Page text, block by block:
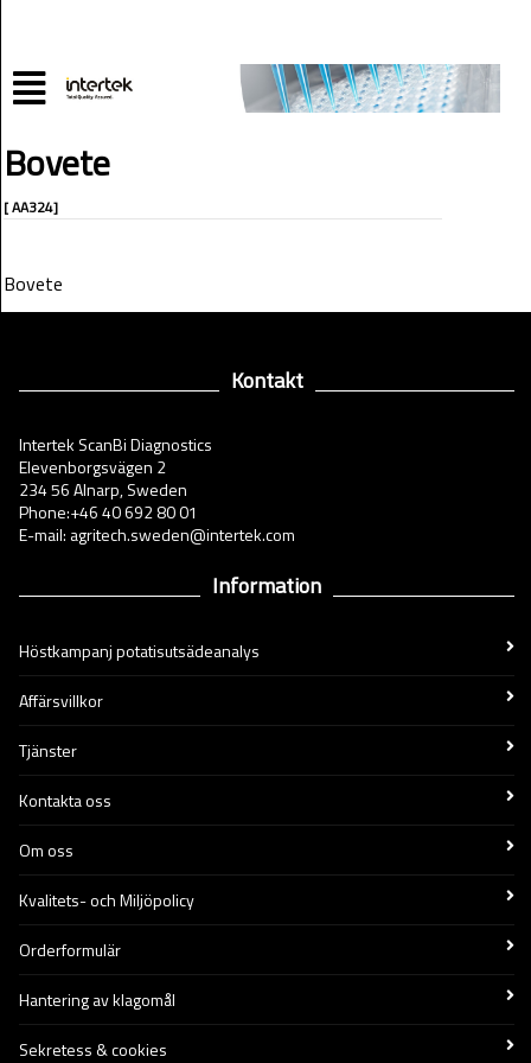
Bovete
[ AA324]
Bovete
Kontakt
Intertek ScanBi Diagnostics
Elevenborgsvägen 2
234 56 Alnarp, Sweden
Phone:+46 40 692 80 01
E-mail: agritech.sweden@intertek.com
Information
Höstkampanj potatisutsädeanalys
Affärsvillkor
Tjänster
Kontakta oss
Om oss
Kvalitets- och Miljöpolicy
Orderformulär
Hantering av klagomål
Sekretess & cookies